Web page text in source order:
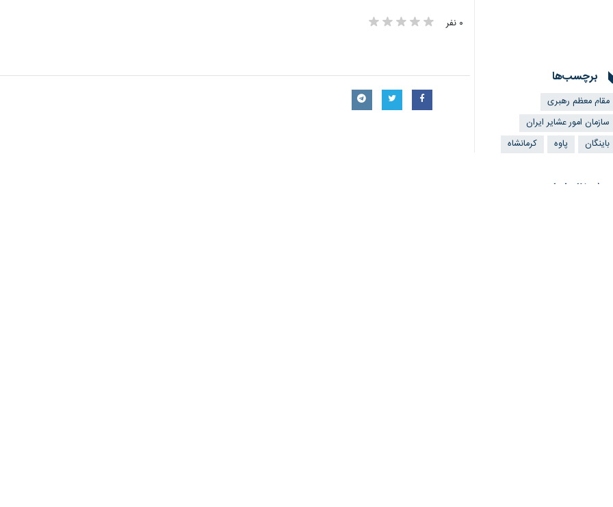
۰ نفر
برچسب‌ها
مقام معظم رهبری
سازمان امور عشایر ایران
باینگان
پاوه کرمانشاه
نظر شما